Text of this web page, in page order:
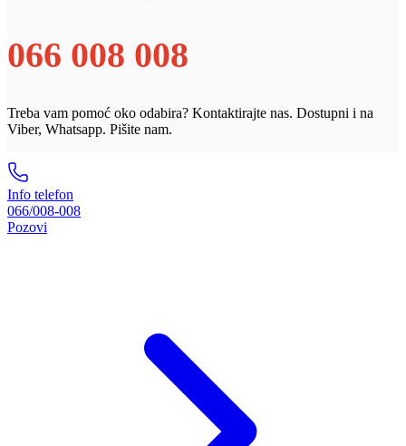
066 008 008
Treba vam pomoć oko odabira? Kontaktirajte nas. Dostupni i na
Viber, Whatsapp. Pišite nam.
Info telefon
066/008-008
Pozovi